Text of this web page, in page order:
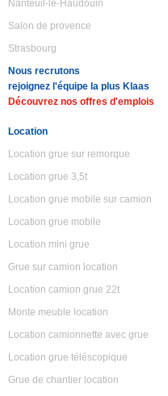
Nanteuil-le-Haudouin
Salon de provence
Strasbourg
Nous recrutons
rejoignez l'équipe la plus Klaas
Découvrez nos offres d'emplois
Location
Location grue sur remorque
Location grue 3,5t
Location grue mobile sur camion
Location grue mobile
Location mini grue
Grue sur camion location
Location camion grue 22t
Monte meuble location
Location camionnette avec grue
Location grue téléscopique
Grue de chantier location